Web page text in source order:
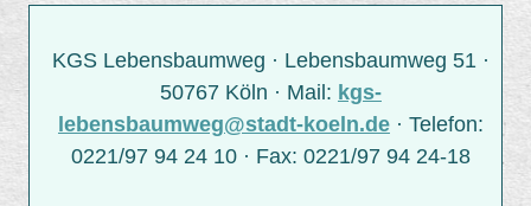
KGS Lebensbaumweg · Lebensbaumweg 51 ·
50767 Köln · Mail: kgs-
lebensbaumweg@stadt-koeln.de· Telefon:
0221/97 94 24 10 · Fax: 0221/97 94 24-18